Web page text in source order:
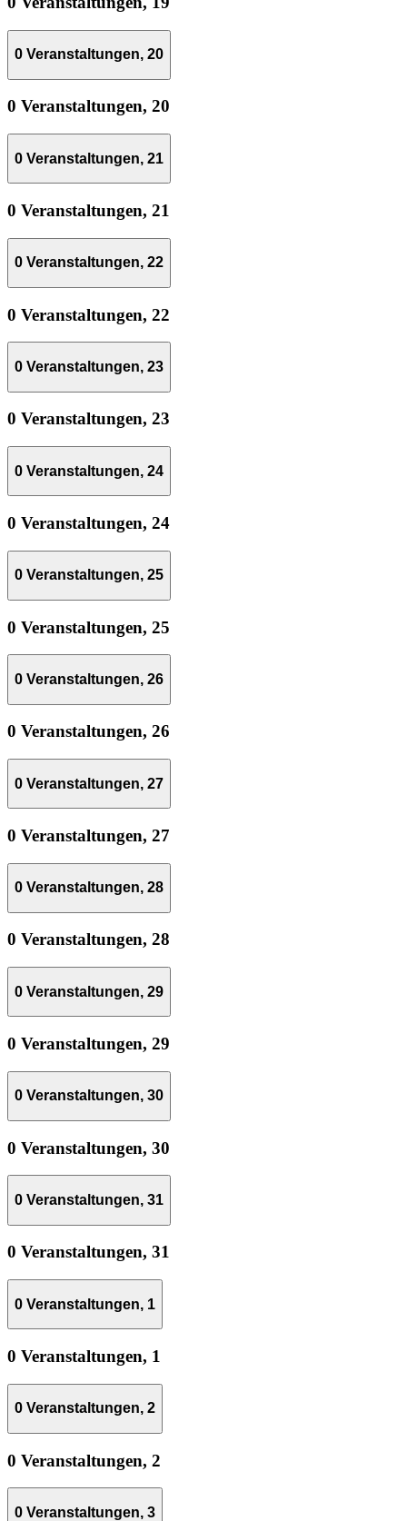
0 Veranstaltungen, 20
0 Veranstaltungen, 20
0 Veranstaltungen, 21
0 Veranstaltungen, 21
0 Veranstaltungen, 22
0 Veranstaltungen, 22
0 Veranstaltungen, 23
0 Veranstaltungen, 23
0 Veranstaltungen, 24
0 Veranstaltungen, 24
0 Veranstaltungen, 25
0 Veranstaltungen, 25
0 Veranstaltungen, 26
0 Veranstaltungen, 26
0 Veranstaltungen, 27
0 Veranstaltungen, 27
0 Veranstaltungen, 28
0 Veranstaltungen, 28
0 Veranstaltungen, 29
0 Veranstaltungen, 29
0 Veranstaltungen, 30
0 Veranstaltungen, 30
0 Veranstaltungen, 31
0 Veranstaltungen, 31
0 Veranstaltungen, 1
0 Veranstaltungen, 1
0 Veranstaltungen, 2
0 Veranstaltungen, 2
0 Veranstaltungen, 3